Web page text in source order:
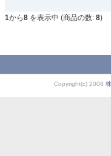
1から8 を表示中 (商品の数: 8)
Copyright(c) 2008